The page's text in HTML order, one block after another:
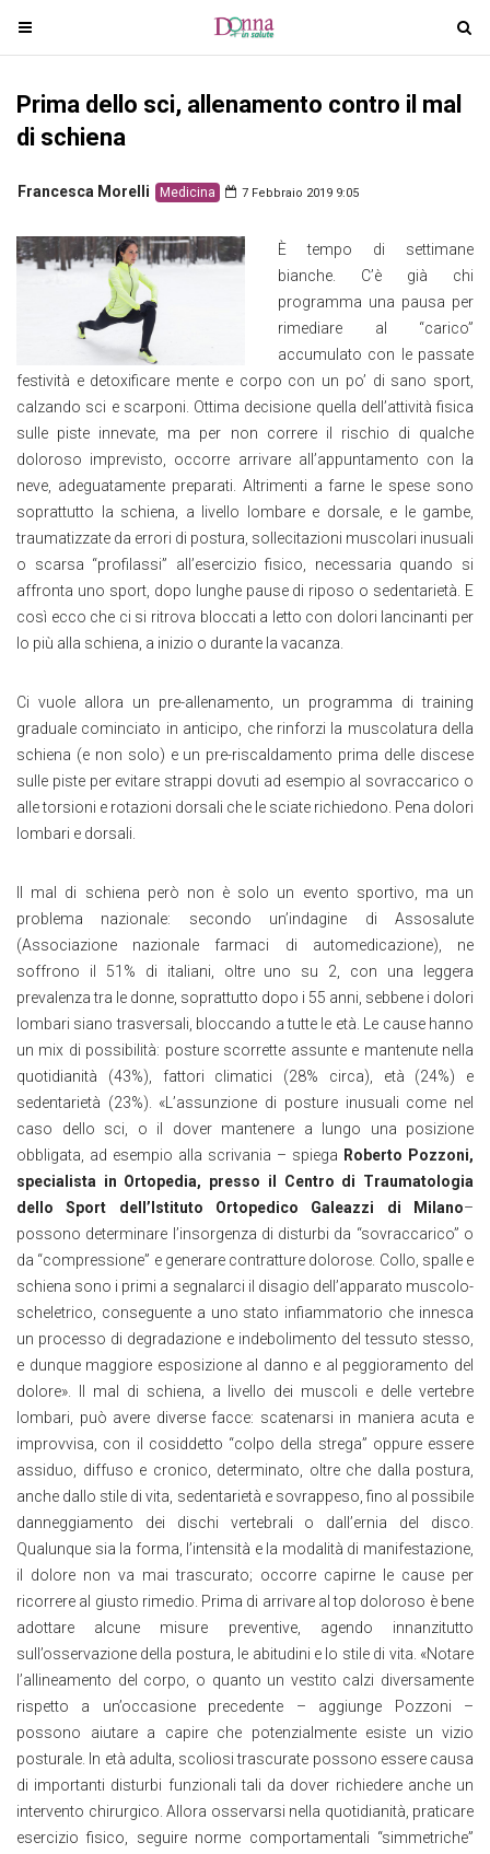
T
o
g
l
n
v
i
T
o
Prima dello sci, allenamento contro il mal
di schiena
Francesca Morelli Medicina 7 Febbraio 2019 9:05
È tempo di settimane
bianche. C’è già chi
programma una pausa per
rimediare al “carico”
accumulato con le passate
festività e detoxificare mente e corpo con un po’ di sano sport,
calzando sci e scarponi. Ottima decisione quella dell’attività fisica
sulle piste innevate, ma per non correre il rischio di qualche
doloroso imprevisto, occorre arrivare all’appuntamento con la
neve, adeguatamente preparati. Altrimenti a farne le spese sono
soprattutto la schiena, a livello lombare e dorsale, e le gambe,
traumatizzate da errori di postura, sollecitazioni muscolari inusuali
o scarsa “profilassi” all’esercizio fisico, necessaria quando si
affronta uno sport, dopo lunghe pause di riposo o sedentarietà. E
così ecco che ci si ritrova bloccati a letto con dolori lancinanti per
lo più alla schiena, a inizio o durante la vacanza.
Ci vuole allora un pre-allenamento, un programma di training
graduale cominciato in anticipo, che rinforzi la muscolatura della
schiena (e non solo) e un pre-riscaldamento prima delle discese
sulle piste per evitare strappi dovuti ad esempio al sovraccarico o
alle torsioni e rotazioni dorsali che le sciate richiedono. Pena dolori
lombari e dorsali.
Il mal di schiena però non è solo un evento sportivo, ma un
problema nazionale: secondo un’indagine di Assosalute
(Associazione nazionale farmaci di automedicazione), ne
soffrono il 51% di italiani, oltre uno su 2, con una leggera
prevalenza tra le donne, soprattutto dopo i 55 anni, sebbene i dolori
lombari siano trasversali, bloccando a tutte le età. Le cause hanno
un mix di possibilità: posture scorrette assunte e mantenute nella
quotidianità (43%), fattori climatici (28% circa), età (24%) e
sedentarietà (23%). «L’assunzione di posture inusuali come nel
caso dello sci, o il dover mantenere a lungo una posizione
obbligata, ad esempio alla scrivania – spiega Roberto Pozzoni,
specialista in Ortopedia, presso il Centro di Traumatologia
dello Sport dell’Istituto Ortopedico Galeazzi di Milano–
possono determinare l’insorgenza di disturbi da “sovraccarico” o
da “compressione” e generare contratture dolorose. Collo, spalle e
schiena sono i primi a segnalarci il disagio dell’apparato muscolo-
scheletrico, conseguente a uno stato infiammatorio che innesca
un processo di degradazione e indebolimento del tessuto stesso,
e dunque maggiore esposizione al danno e al peggioramento del
dolore». Il mal di schiena, a livello dei muscoli e delle vertebre
lombari, può avere diverse facce: scatenarsi in maniera acuta e
improvvisa, con il cosiddetto “colpo della strega” oppure essere
assiduo, diffuso e cronico, determinato, oltre che dalla postura,
anche dallo stile di vita, sedentarietà e sovrappeso, fino al possibile
danneggiamento dei dischi vertebrali o dall’ernia del disco.
Qualunque sia la forma, l’intensità e la modalità di manifestazione,
il dolore non va mai trascurato; occorre capirne le cause per
ricorrere al giusto rimedio. Prima di arrivare al top doloroso è bene
adottare alcune misure preventive, agendo innanzitutto
sull’osservazione della postura, le abitudini e lo stile di vita. «Notare
l’allineamento del corpo, o quanto un vestito calzi diversamente
rispetto a un’occasione precedente – aggiunge Pozzoni –
possono aiutare a capire che potenzialmente esiste un vizio
posturale. In età adulta, scoliosi trascurate possono essere causa
di importanti disturbi funzionali tali da dover richiedere anche un
intervento chirurgico. Allora osservarsi nella quotidianità, praticare
esercizio fisico, seguire norme comportamentali “simmetriche”